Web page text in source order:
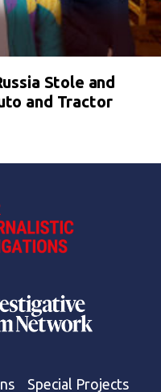
Stole and
and Tractor
Special Projects